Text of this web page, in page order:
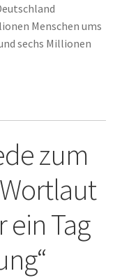
Menschen ums
sechs Millionen
zum
ein Tag